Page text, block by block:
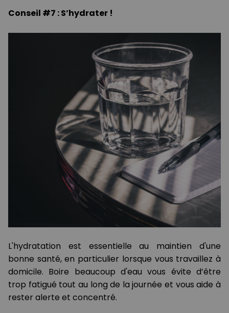
Conseil #7 : S’hydrater !
L'hydratation est essentielle au maintien d'une
bonne santé, en particulier lorsque vous travaillez à
domicile. Boire beaucoup d'eau vous évite d’être
trop fatigué tout au long de la journée et vous aide à
rester alerte et concentré.